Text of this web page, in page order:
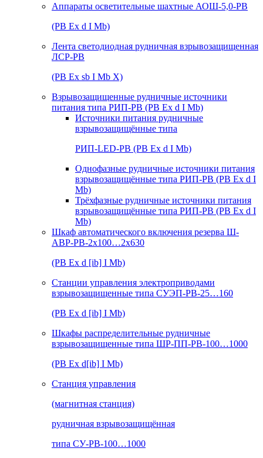
Аппараты осветительные шахтные АОШ-5,0-РВ
(РВ Ex d I Mb)
Лента светодиодная рудничная взрывозащищенная
ЛСР-РВ
(РВ Ex sb I Mb Х)
Взрывозащищенные рудничные источники
питания типа РИП-РВ (РВ Ex d I Mb)
Источники питания рудничные
взрывозащищённые типа
РИП-LED-РВ (РВ Ex d I Mb)
Однофазные рудничные источники питания
взрывозащищённые типа РИП-РВ (РВ Ex d I
Mb)
Трёхфазные рудничные источники питания
взрывозащищённые типа РИП-РВ (РВ Ex d I
Mb)
Шкаф автоматического включения резерва Ш-
АВР-РВ-2х100…2х630
(РВ Ex d [ib] I Mb)
Станции управления электроприводами
взрывозащищенные типа СУЭП-РВ-25…160
(РВ Ex d [ib] I Mb)
Шкафы распределительные рудничные
взрывозащищенные типа ШР-ПП-РВ-100…1000
(РВ Ex d[ib] I Mb)
Станция управления
(магнитная станция)
рудничная взрывозащищённая
типа СУ-РВ-100…1000